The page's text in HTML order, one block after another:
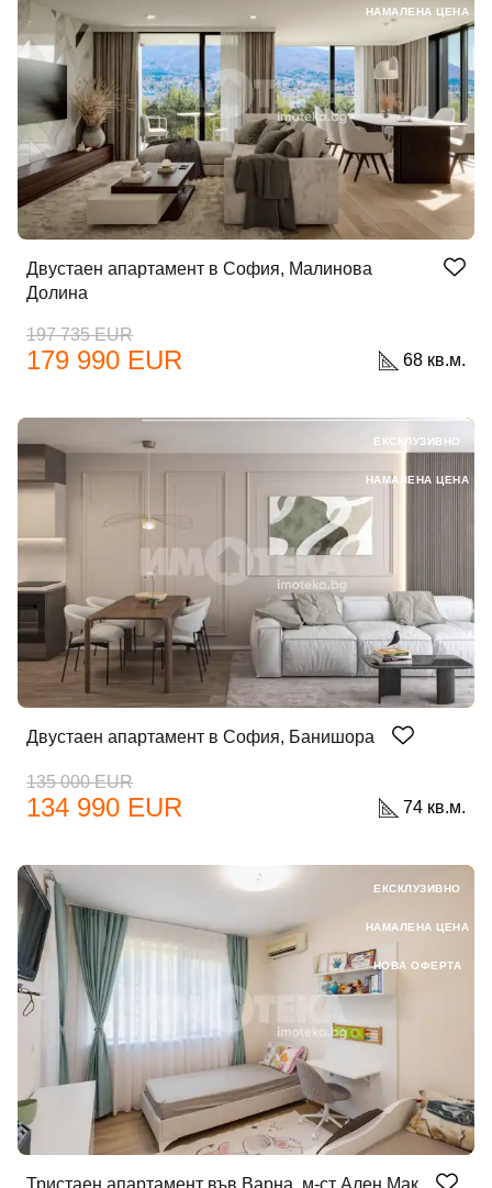
Добре дошъл!
Вход Регистрация
Имейл Адрес
Парола
Вход
Вход като гост
или използвай профил
Вход с Google
Вход с Facebook
Двустаен апартамент в София, Малинова
Долина
197 735 EUR
179 990 EUR 68 кв.м.
НАМАЛЕНА ЦЕНА
Двустаен апартамент в София, Банишора
135 000 EUR
134 990 EUR 74 кв.м.
ЕКСКЛУЗИВНО
НАМАЛЕНА ЦЕНА
ЕКСКЛУЗИВНО
НАМАЛЕНА ЦЕНА
НОВА ОФЕРТА